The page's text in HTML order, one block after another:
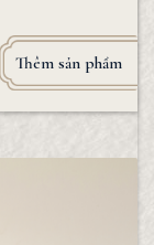
Thêm sản phẩm